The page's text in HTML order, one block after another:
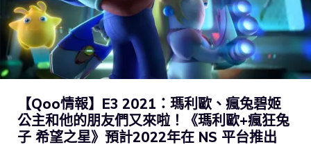
【Qoo情報】E3 2021：瑪利歐、瘋兔碧姬
公主和他的朋友們又來啦！《瑪利歐+瘋狂兔
子 希望之星》預計2022年在 NS 平台推出